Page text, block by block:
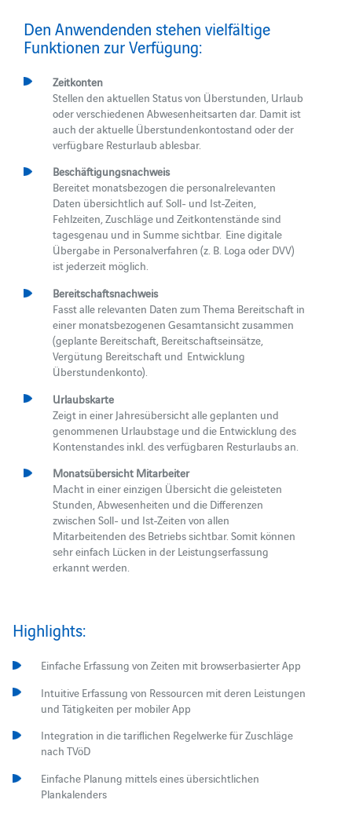
Den Anwendenden stehen vielfältige
Funktionen zur Verfügung:
Zeitkonten
Stellen den aktuellen Status von Überstunden, Urlaub
oder verschiedenen Abwesenheitsarten dar. Damit ist
auch der aktuelle Überstundenkontostand oder der
verfügbare Resturlaub ablesbar.
Beschäftigungsnachweis
Bereitet monatsbezogen die personalrelevanten
Daten übersichtlich auf. Soll- und Ist-Zeiten,
Fehlzeiten, Zuschläge und Zeitkontenstände sind
tagesgenau und in Summe sichtbar. Eine digitale
Übergabe in Personalverfahren (z. B. Loga oder DVV)
ist jederzeit möglich.
Bereitschaftsnachweis
Fasst alle relevanten Daten zum Thema Bereitschaft in
einer monatsbezogenen Gesamtansicht zusammen
(geplante Bereitschaft, Bereitschaftseinsätze,
Vergütung Bereitschaft und Entwicklung
Überstundenkonto).
Urlaubskarte
Zeigt in einer Jahresübersicht alle geplanten und
genommenen Urlaubstage und die Entwicklung des
Kontenstandes inkl. des verfügbaren Resturlaubs an.
Monatsübersicht Mitarbeiter
Macht in einer einzigen Übersicht die geleisteten
Stunden, Abwesenheiten und die Differenzen
zwischen Soll- und Ist-Zeiten von allen
Mitarbeitenden des Betriebs sichtbar. Somit können
sehr einfach Lücken in der Leistungserfassung
erkannt werden.
Highlights:
Einfache Erfassung von Zeiten mit browserbasierter App
Intuitive Erfassung von Ressourcen mit deren Leistungen
und Tätigkeiten per mobiler App
Integration in die tariflichen Regelwerke für Zuschläge
nach TVöD
Einfache Planung mittels eines übersichtlichen
Plankalenders